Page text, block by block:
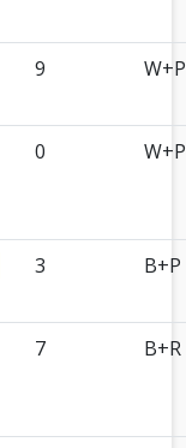
9 W+P
0 W+P
3 B+P
7 B+R